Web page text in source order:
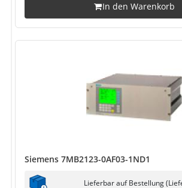
In den Warenkorb
Siemens 7MB2123-0AF03-1ND1
Lieferbar auf Bestellung